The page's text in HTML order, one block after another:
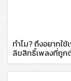
ทำไม? ถึงอยากใ
ลิขสิทธิ์เพลงที่ถูก